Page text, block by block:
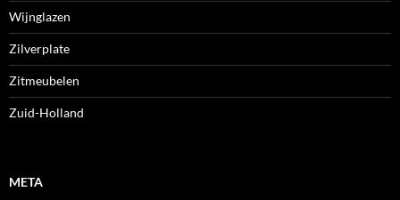
Wijnglazen
Zilverplate
Zitmeubelen
Zuid-Holland
META